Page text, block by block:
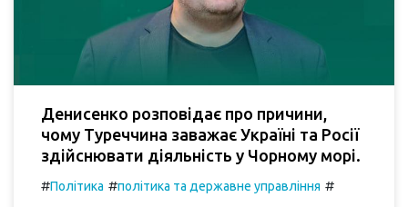
Денисенко розповідає про причини,
чому Туреччина заважає Україні та Росії
здійснювати діяльність у Чорному морі.
#Політика #політика та державне управління #